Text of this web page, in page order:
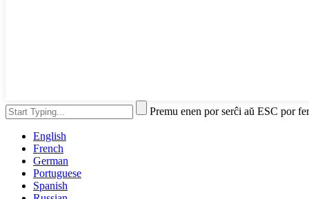
Premu enen por serĉi aŭ ESC por
English
French
German
Portuguese
Spanish